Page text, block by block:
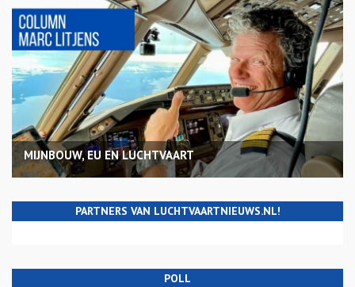
MIJNBOUW, EU EN LUCHTVAART
PARTNERS VAN LUCHTVAARTNIEUWS.NL!
POLL